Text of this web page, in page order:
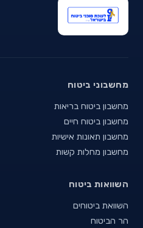
מחשבוני ביטוח
מחשבון ביטוח בריאות
מחשבון ביטוח חיים
מחשבון תאונות אישיות
מחשבון מחלות קשות
השוואות ביטוח
השוואת ביטוחים
הר הביטוח